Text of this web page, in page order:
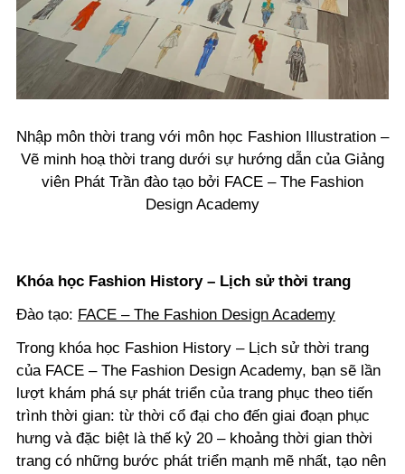
Nhập môn thời trang với môn học Fashion Illustration –
Vẽ minh hoạ thời trang dưới sự hướng dẫn của Giảng
viên Phát Trần đào tạo bởi FACE – The Fashion
Design Academy
Khóa học Fashion History – Lịch sử thời trang
Đào tạo: FACE – The Fashion Design Academy
Trong khóa học Fashion History – Lịch sử thời trang
của FACE – The Fashion Design Academy, bạn sẽ lần
lượt khám phá sự phát triển của trang phục theo tiến
trình thời gian: từ thời cổ đại cho đến giai đoạn phục
hưng và đặc biệt là thế kỷ 20 – khoảng thời gian thời
trang có những bước phát triển mạnh mẽ nhất, tạo nên